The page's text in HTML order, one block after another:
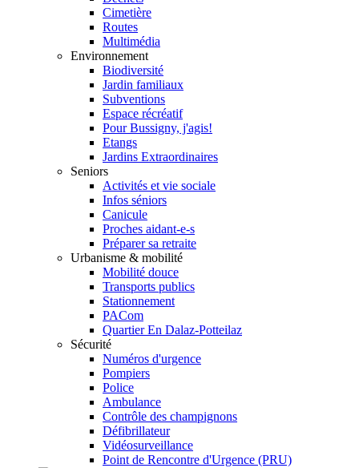
Cimetière
Routes
Multimédia
Environnement
Biodiversité
Jardin familiaux
Subventions
Espace récréatif
Pour Bussigny, j'agis!
Etangs
Jardins Extraordinaires
Seniors
Activités et vie sociale
Infos séniors
Canicule
Proches aidant-e-s
Préparer sa retraite
Urbanisme & mobilité
Mobilité douce
Transports publics
Stationnement
PACom
Quartier En Dalaz-Potteilaz
Sécurité
Numéros d'urgence
Pompiers
Police
Ambulance
Contrôle des champignons
Défibrillateur
Vidéosurveillance
Point de Rencontre d'Urgence (PRU)